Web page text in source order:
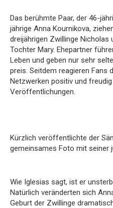
Das berühmte Paar, der 46-
jährige Anna Kournikova,
dreijährigen Zwillinge Nicholas
Tochter Mary. Ehepartner
Leben und geben nur sehr
preis. Seitdem reagieren Fans
Netzwerken positiv und
Veröffentlichungen.
Kürzlich veröffentlichte der
gemeinsames Foto mit seiner
Wie Iglesias sagt, ist er
Natürlich veränderten sich
Geburt der Zwillinge